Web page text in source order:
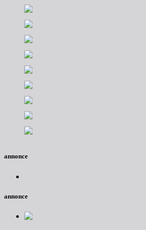
annonce
annonce